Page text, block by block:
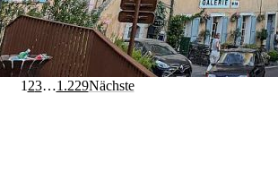
1 23…1.229Nächste